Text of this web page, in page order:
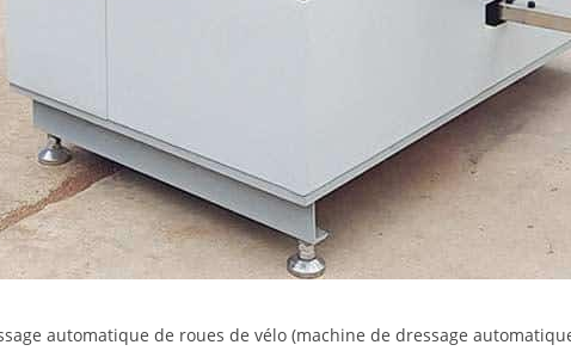
automatique de roues de vélo (machine de dressage